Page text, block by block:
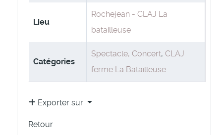
Lieu
Rochejean - CLAJ La
batailleuse
Catégories
Spectacle, Concert, CLAJ
ferme La Batailleuse
Exporter sur
Retour